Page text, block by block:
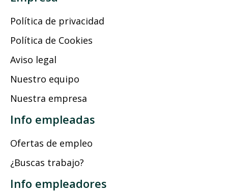
Política de privacidad
Política de Cookies
Aviso legal
Nuestro equipo
Nuestra empresa
Info empleadas
Ofertas de empleo
¿Buscas trabajo?
Info empleadores